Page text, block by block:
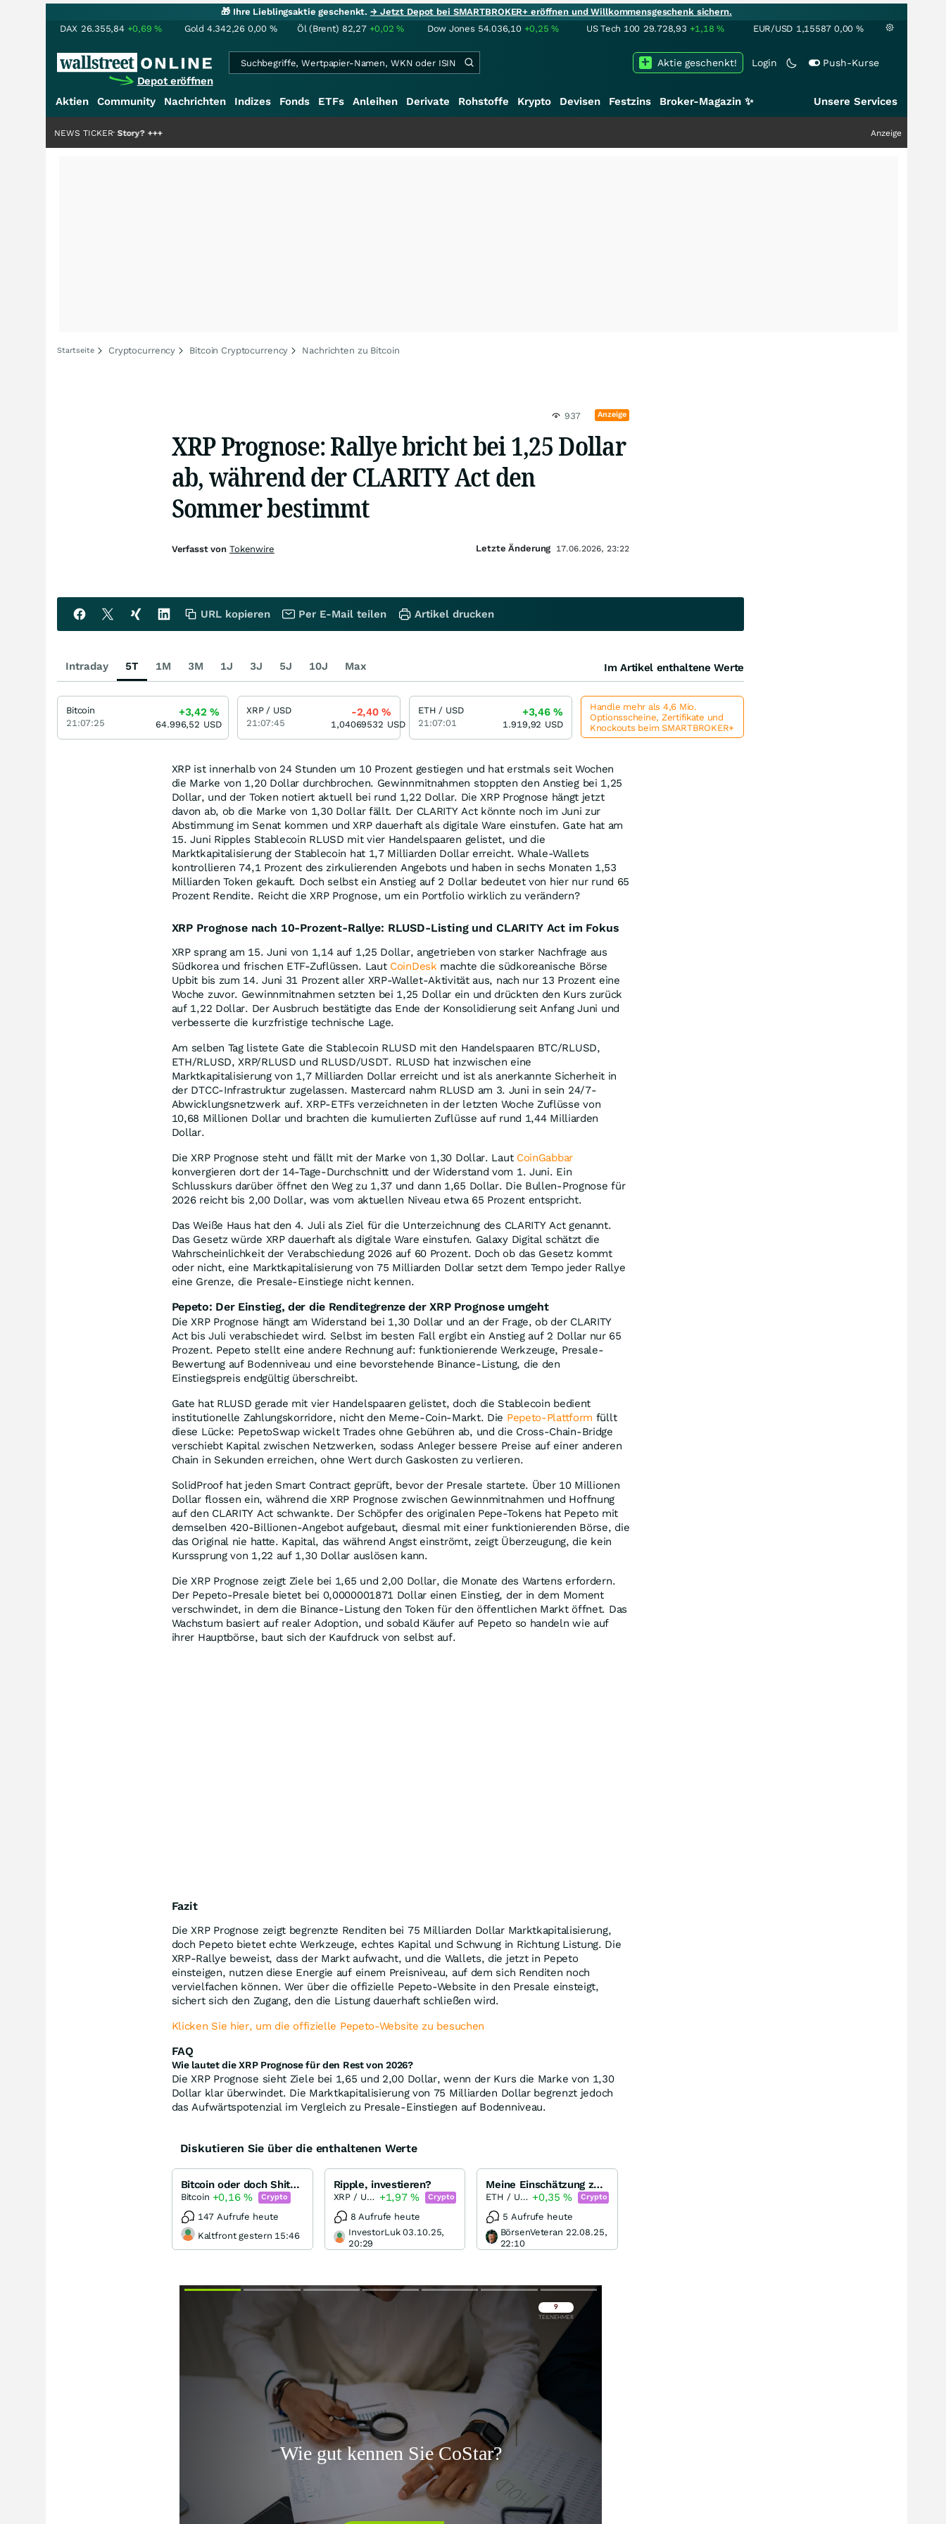
🎁 Ihre Lieblingsaktie geschenkt.→ Jetzt Depot bei SMARTBROKER+ eröffnen und Willkommensgeschenk sichern.
DAX 26.355,84 +0,69% Gold 4.342,26 0,00 % Öl (Brent) 82,27 +0,02% Dow Jones 54.036,10 +0,25% US Tech 100 29.728,93 +1,18% EUR/USD 1,15587 0,00 %
Depot eröffnen
Login Push-Kurse
Aktie geschenkt!
Aktien Community Nachrichten Indizes Fonds ETFs Anleihen Derivate Rohstoffe Krypto Devisen Festzins Broker-Magazin ✨ Unsere Services
Hälfte der Story? +++ Anzeige
NEWS TICKER
Startseite Cryptocurrency Bitcoin Cryptocurrency Nachrichten zu Bitcoin
937 Anzeige
XRP Prognose: Rallye bricht bei 1,25 Dollar
ab, während der CLARITY Act den
Sommer bestimmt
XRP ist innerhalb von 24 Stunden um 10 Prozent gestiegen und hat erstmals seit Wochen
die Marke von 1,20 Dollar durchbrochen. Gewinnmitnahmen stoppten den Anstieg bei 1,25
Dollar, und der Token notiert aktuell bei rund 1,22 Dollar. Die XRP Prognose hängt jetzt
davon ab, ob die Marke von 1,30 Dollar fällt. Der CLARITY Act könnte noch im Juni zur
Abstimmung im Senat kommen und XRP dauerhaft als digitale Ware einstufen. Gate hat am
15. Juni Ripples Stablecoin RLUSD mit vier Handelspaaren gelistet, und die
Marktkapitalisierung der Stablecoin hat 1,7 Milliarden Dollar erreicht. Whale-Wallets
kontrollieren 74,1 Prozent des zirkulierenden Angebots und haben in sechs Monaten 1,53
Milliarden Token gekauft. Doch selbst ein Anstieg auf 2 Dollar bedeutet von hier nur rund 65
Prozent Rendite. Reicht die XRP Prognose, um ein Portfolio wirklich zu verändern?
XRP Prognose nach 10-Prozent-Rallye: RLUSD-Listing und CLARITY Act im Fokus
XRP sprang am 15. Juni von 1,14 auf 1,25 Dollar, angetrieben von starker Nachfrage aus
Südkorea und frischen ETF-Zuflüssen. Laut CoinDesk machte die südkoreanische Börse
Upbit bis zum 14. Juni 31 Prozent aller XRP-Wallet-Aktivität aus, nach nur 13 Prozent eine
Woche zuvor. Gewinnmitnahmen setzten bei 1,25 Dollar ein und drückten den Kurs zurück
auf 1,22 Dollar. Der Ausbruch bestätigte das Ende der Konsolidierung seit Anfang Juni und
verbesserte die kurzfristige technische Lage.
Am selben Tag listete Gate die Stablecoin RLUSD mit den Handelspaaren BTC/RLUSD,
ETH/RLUSD, XRP/RLUSD und RLUSD/USDT. RLUSD hat inzwischen eine
Marktkapitalisierung von 1,7 Milliarden Dollar erreicht und ist als anerkannte Sicherheit in
der DTCC-Infrastruktur zugelassen. Mastercard nahm RLUSD am 3. Juni in sein 24/7-
Abwicklungsnetzwerk auf. XRP-ETFs verzeichneten in der letzten Woche Zuflüsse von
10,68 Millionen Dollar und brachten die kumulierten Zuflüsse auf rund 1,44 Milliarden
Dollar.
Die XRP Prognose steht und fällt mit der Marke von 1,30 Dollar. Laut CoinGabbar
konvergieren dort der 14-Tage-Durchschnitt und der Widerstand vom 1. Juni. Ein
Schlusskurs darüber öffnet den Weg zu 1,37 und dann 1,65 Dollar. Die Bullen-Prognose für
2026 reicht bis 2,00 Dollar, was vom aktuellen Niveau etwa 65 Prozent entspricht.
Das Weiße Haus hat den 4. Juli als Ziel für die Unterzeichnung des CLARITY Act genannt.
Das Gesetz würde XRP dauerhaft als digitale Ware einstufen. Galaxy Digital schätzt die
Wahrscheinlichkeit der Verabschiedung 2026 auf 60 Prozent. Doch ob das Gesetz kommt
oder nicht, eine Marktkapitalisierung von 75 Milliarden Dollar setzt dem Tempo jeder Rallye
eine Grenze, die Presale-Einstiege nicht kennen.
Pepeto: Der Einstieg, der die Renditegrenze der XRP Prognose umgeht
Die XRP Prognose hängt am Widerstand bei 1,30 Dollar und an der Frage, ob der CLARITY
Act bis Juli verabschiedet wird. Selbst im besten Fall ergibt ein Anstieg auf 2 Dollar nur 65
Prozent. Pepeto stellt eine andere Rechnung auf: funktionierende Werkzeuge, Presale-
Bewertung auf Bodenniveau und eine bevorstehende Binance-Listung, die den
Einstiegspreis endgültig überschreibt.
Gate hat RLUSD gerade mit vier Handelspaaren gelistet, doch die Stablecoin bedient
institutionelle Zahlungskorridore, nicht den Meme-Coin-Markt. Die Pepeto-Plattform füllt
diese Lücke: PepetoSwap wickelt Trades ohne Gebühren ab, und die Cross-Chain-Bridge
verschiebt Kapital zwischen Netzwerken, sodass Anleger bessere Preise auf einer anderen
Chain in Sekunden erreichen, ohne Wert durch Gaskosten zu verlieren.
SolidProof hat jeden Smart Contract geprüft, bevor der Presale startete. Über 10 Millionen
Dollar flossen ein, während die XRP Prognose zwischen Gewinnmitnahmen und Hoffnung
auf den CLARITY Act schwankte. Der Schöpfer des originalen Pepe-Tokens hat Pepeto mit
demselben 420-Billionen-Angebot aufgebaut, diesmal mit einer funktionierenden Börse, die
das Original nie hatte. Kapital, das während Angst einströmt, zeigt Überzeugung, die kein
Kurssprung von 1,22 auf 1,30 Dollar auslösen kann.
Die XRP Prognose zeigt Ziele bei 1,65 und 2,00 Dollar, die Monate des Wartens erfordern.
Der Pepeto-Presale bietet bei 0,0000001871 Dollar einen Einstieg, der in dem Moment
verschwindet, in dem die Binance-Listung den Token für den öffentlichen Markt öffnet. Das
Wachstum basiert auf realer Adoption, und sobald Käufer auf Pepeto so handeln wie auf
ihrer Hauptbörse, baut sich der Kaufdruck von selbst auf.
Fazit
Die XRP Prognose zeigt begrenzte Renditen bei 75 Milliarden Dollar Marktkapitalisierung,
doch Pepeto bietet echte Werkzeuge, echtes Kapital und Schwung in Richtung Listung. Die
XRP-Rallye beweist, dass der Markt aufwacht, und die Wallets, die jetzt in Pepeto
einsteigen, nutzen diese Energie auf einem Preisniveau, auf dem sich Renditen noch
vervielfachen können. Wer über die offizielle Pepeto-Website in den Presale einsteigt,
sichert sich den Zugang, den die Listung dauerhaft schließen wird.
Klicken Sie hier, um die offizielle Pepeto-Website zu besuchen
FAQ
Wie lautet die XRP Prognose für den Rest von 2026?
Die XRP Prognose sieht Ziele bei 1,65 und 2,00 Dollar, wenn der Kurs die Marke von 1,30
Dollar klar überwindet. Die Marktkapitalisierung von 75 Milliarden Dollar begrenzt jedoch
das Aufwärtspotenzial im Vergleich zu Presale-Einstiegen auf Bodenniveau.
Diskutieren Sie über die enthaltenen Werte
Bitcoin oder doch Shitcoin?!
Bitcoin +0,16 % Crypto
147 Aufrufe heute
Kaltfront gestern 15:46
Ripple, investieren?
XRP / USD +1,97% Crypto
8 Aufrufe heute
InvestorLuk 03.10.25,
20:29
Meine Einschätzung zu Ethereum / Elliot Wellen Analyse
ETH / USD +0,35% Crypto
5 Aufrufe heute
BörsenVeteran 22.08.25,
22:10
Überspringen
Überspringen
Verfasst von Tokenwire Letzte Änderung 17.06.2026, 23:22
URL kopieren Per E-Mail teilen Artikel drucken
Intraday 5T 1M 3M 1J 3J 5J 10J Max Im Artikel enthaltene Werte
Bitcoin
21:07:25
+3,42%
64.996,52 USD
XRP / USD
21:07:45
-2,40%
1,04069532 USD
ETH / USD
21:07:01
+3,46%
1.919,92 USD
Handle mehr als 4,6 Mio.
Optionsscheine, Zertifikate und
Knockouts beim SMARTBROKER+